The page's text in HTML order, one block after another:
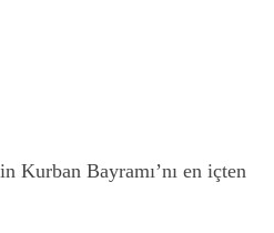
Kurban Bayramı’nı en içten